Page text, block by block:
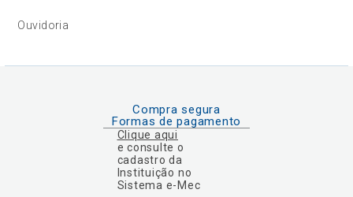
Ouvidoria
Compra segura
Formas de pagamento
Clique aqui
e consulte o
cadastro da
Instituição no
Sistema e-Mec